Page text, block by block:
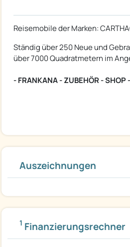
​Reisemobile der Marken:
Ständig über 250 Neue und
über 7000 Quadratmetern im
- FRANKANA - ZUBEHÖR - SHOP -
Auszeichnungen
1 Finanzierungsrechner